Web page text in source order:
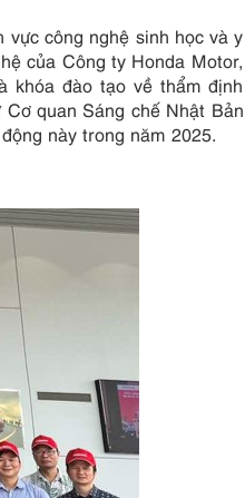
công nghệ sinh học và y
của Công ty Honda Motor,
khóa đào tạo về thẩm định
quan Sáng chế Nhật Bản
này trong năm 2025.